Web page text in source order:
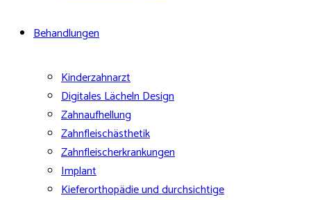
Behandlungen
Kinderzahnarzt
Digitales Lächeln Design
Zahnaufhellung
Zahnfleischästhetik
Zahnfleischerkrankungen
Implant
Kieferorthopädie und durchsichtige